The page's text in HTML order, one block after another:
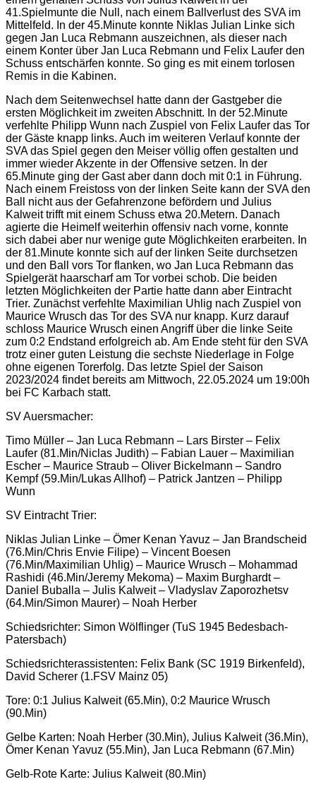
41.Spielmunte die Null, nach einem Ballverlust des SVA im
Mittelfeld. In der 45.Minute konnte Niklas Julian Linke sich
gegen Jan Luca Rebmann auszeichnen, als dieser nach
einem Konter über Jan Luca Rebmann und Felix Laufer den
Schuss entschärfen konnte. So ging es mit einem torlosen
Remis in die Kabinen.
Nach dem Seitenwechsel hatte dann der Gastgeber die
ersten Möglichkeit im zweiten Abschnitt. In der 52.Minute
verfehlte Philipp Wunn nach Zuspiel von Felix Laufer das Tor
der Gäste knapp links. Auch im weiteren Verlauf konnte der
SVA das Spiel gegen den Meiser völlig offen gestalten und
immer wieder Akzente in der Offensive setzen. In der
65.Minute ging der Gast aber dann doch mit 0:1 in Führung.
Nach einem Freistoss von der linken Seite kann der SVA den
Ball nicht aus der Gefahrenzone befördern und Julius
Kalweit trifft mit einem Schuss etwa 20.Metern. Danach
agierte die Heimelf weiterhin offensiv nach vorne, konnte
sich dabei aber nur wenige gute Möglichkeiten erarbeiten. In
der 81.Minute konnte sich auf der linken Seite durchsetzen
und den Ball vors Tor flanken, wo Jan Luca Rebmann das
Spielgerät haarscharf am Tor vorbei schob. Die beiden
letzten Möglichkeiten der Partie hatte dann aber Eintracht
Trier. Zunächst verfehlte Maximilian Uhlig nach Zuspiel von
Maurice Wrusch das Tor des SVA nur knapp. Kurz darauf
schloss Maurice Wrusch einen Angriff über die linke Seite
zum 0:2 Endstand erfolgreich ab. Am Ende steht für den SVA
trotz einer guten Leistung die sechste Niederlage in Folge
ohne eigenen Torerfolg. Das letzte Spiel der Saison
2023/2024 findet bereits am Mittwoch, 22.05.2024 um 19:00h
bei FC Karbach statt.
SV Auersmacher:
Timo Müller – Jan Luca Rebmann – Lars Birster – Felix
Laufer (81.Min/Niclas Judith) – Fabian Lauer – Maximilian
Escher – Maurice Straub – Oliver Bickelmann – Sandro
Kempf (59.Min/Lukas Allhof) – Patrick Jantzen – Philipp
Wunn
SV Eintracht Trier:
Niklas Julian Linke – Ömer Kenan Yavuz – Jan Brandscheid
(76.Min/Chris Envie Filipe) – Vincent Boesen
(76.Min/Maximilian Uhlig) – Maurice Wrusch – Mohammad
Rashidi (46.Min/Jeremy Mekoma) – Maxim Burghardt –
Daniel Buballa – Julis Kalweit – Vladyslav Zaporozhetsv
(64.Min/Simon Maurer) – Noah Herber
Schiedsrichter: Simon Wölflinger (TuS 1945 Bedesbach-
Patersbach)
Schiedsrichterassistenten: Felix Bank (SC 1919 Birkenfeld),
David Scherer (1.FSV Mainz 05)
Tore: 0:1 Julius Kalweit (65.Min), 0:2 Maurice Wrusch
(90.Min)
Gelbe Karten: Noah Herber (30.Min), Julius Kalweit (36.Min),
Ömer Kenan Yavuz (55.Min), Jan Luca Rebmann (67.Min)
Gelb-Rote Karte: Julius Kalweit (80.Min)